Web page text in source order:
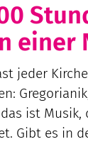
einer
jeder
ist
Gibt es in